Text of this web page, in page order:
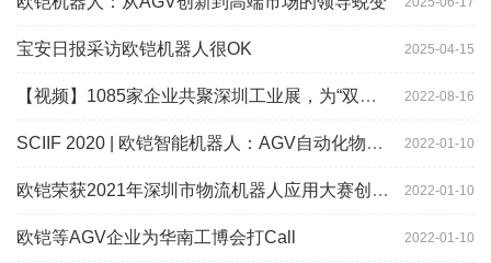
2025-04-15
宝安日报采访欧铠机器人很OK
2022-08-16
【视频】1085家企业共聚深圳工业展，为“双链”畅通堵点、卡点
2022-01-10
SCIIF 2020 | 欧铠智能机器人：AGV自动化物流设备及系统
2022-01-10
欧铠荣获2021年深圳市物流机器人应用大赛创新项目奖
2022-01-10
欧铠等AGV企业为华南工博会打Call